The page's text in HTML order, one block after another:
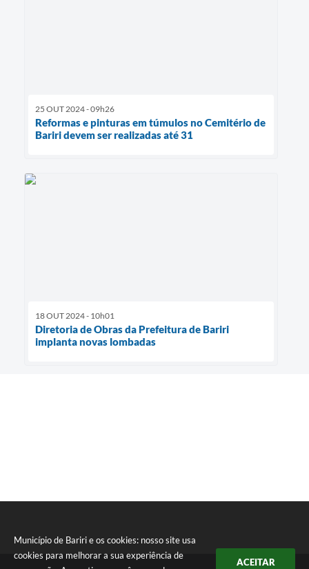
Município de Bariri e os cookies: nosso site usa
cookies para melhorar a sua experiência de
ACEITAR
25 OUT 2024 - 09h26
Reformas e pinturas em túmulos no Cemitério de
Bariri devem ser realizadas até 31
18 OUT 2024 - 10h01
Diretoria de Obras da Prefeitura de Bariri
implanta novas lombadas